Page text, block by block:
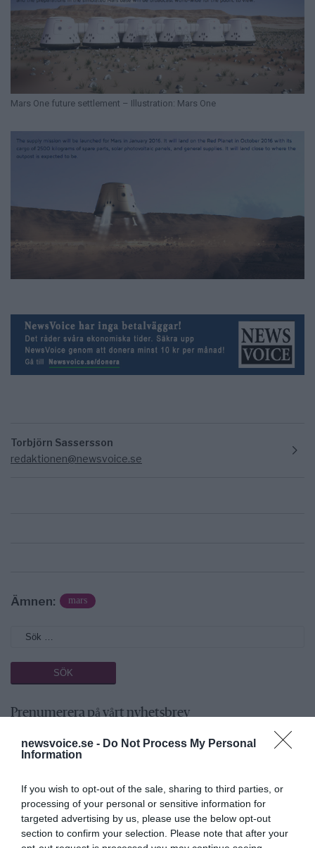
newsvoice.se - Do Not Process My Personal
Information
If you wish to opt-out of the sale, sharing to third parties, or
processing of your personal or sensitive information for
targeted advertising by us, please use the below opt-out
section to confirm your selection. Please note that after your
Mars One future settlement – Illustration: Mars One
Torbjörn Sassersson
redaktionen@newsvoice.se
Ämnen: mars
Prenumerera på vårt nyhetsbrev
Få NewsVoice nyhets-mail